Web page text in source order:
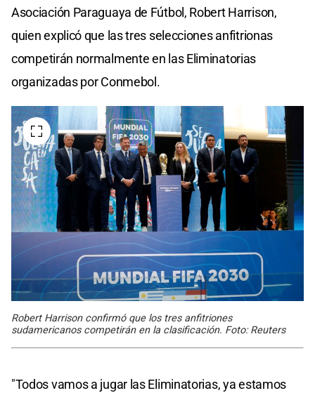
Asociación Paraguaya de Fútbol, Robert Harrison,
quien explicó que las tres selecciones anfitrionas
competirán normalmente en las Eliminatorias
organizadas por Conmebol.
Robert Harrison confirmó que los tres anfitriones
sudamericanos competirán en la clasificación. Foto: Reuters
"Todos vamos a jugar las Eliminatorias, ya estamos